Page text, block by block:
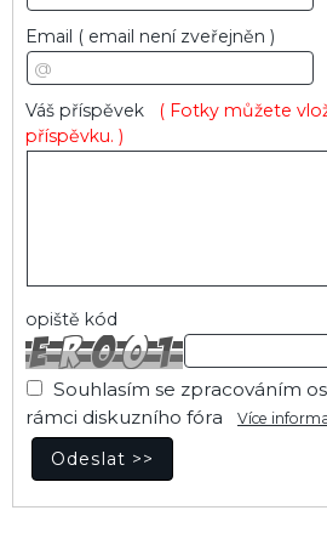
Email ( email není zveřejněn )
Váš příspěvek
( Fotky můžete
příspěvku. )
opiště kód
Souhlasím se zpracováním
rámci diskuzního fóra
Více